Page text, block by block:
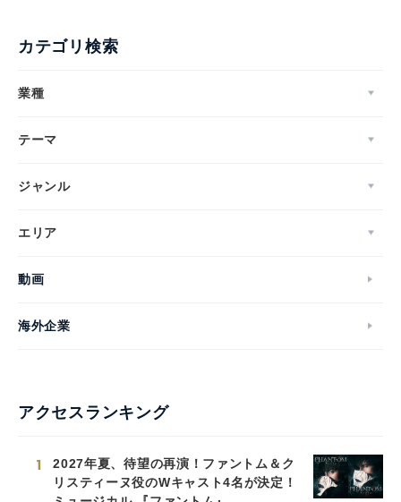
カテゴリ検索
業種
テーマ
ジャンル
エリア
動画
海外企業
アクセスランキング
1
2027年夏、待望の再演！ファントム＆ク
リスティーヌ役のWキャスト4名が決定！